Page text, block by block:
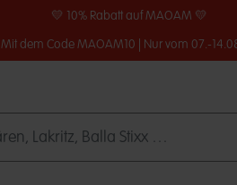
💛 10% Rabatt auf MAOAM 💛
Mit dem Code MAOAM10 | Nur vom 07.-